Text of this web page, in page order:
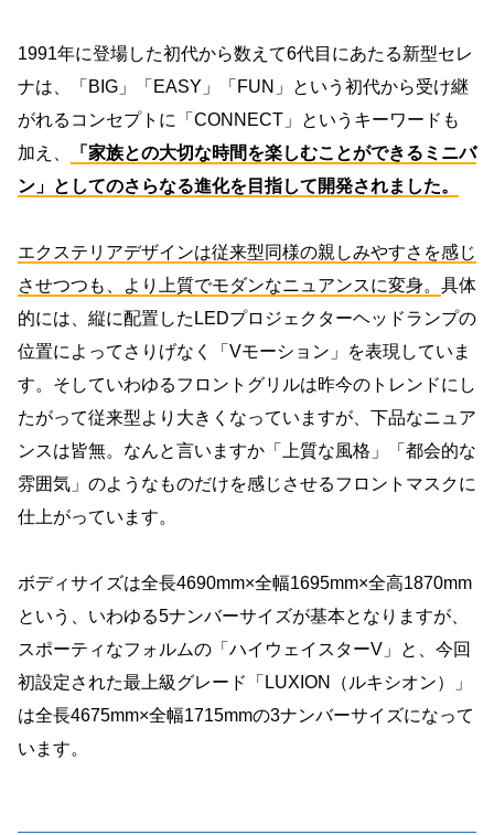
1991年に登場した初代から数えて6代目にあたる新型セレ
ナは、「BIG」「EASY」「FUN」という初代から受け継
がれるコンセプトに「CONNECT」というキーワードも
加え、
「家族との大切な時間を楽しむことができるミニバ
ン」としてのさらなる進化を目指して開発されました。
エクステリアデザインは従来型同様の親しみやすさを感じ
させつつも、より上質でモダンなニュアンスに変身。 具体
的には、縦に配置したLEDプロジェクターヘッドランプの
位置によってさりげなく「Vモーション」を表現していま
す。そしていわゆるフロントグリルは昨今のトレンドにし
たがって従来型より大きくなっていますが、下品なニュア
ンスは皆無。なんと言いますか「上質な風格」「都会的な
雰囲気」のようなものだけを感じさせるフロントマスクに
仕上がっています。
ボディサイズは全長4690mm×全幅1695mm×全高1870mm
という、いわゆる5ナンバーサイズが基本となりますが、
スポーティなフォルムの「ハイウェイスターV」と、今回
初設定された最上級グレード「LUXION（ルキシオン）」
は全長4675mm×全幅1715mmの3ナンバーサイズになって
います。